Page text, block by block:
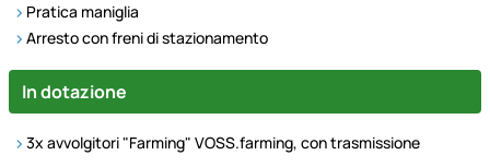
Pratica maniglia
Arresto con freni di stazionamento
In dotazione
3x avvolgitori "Farming" VOSS.farming, con trasmissione